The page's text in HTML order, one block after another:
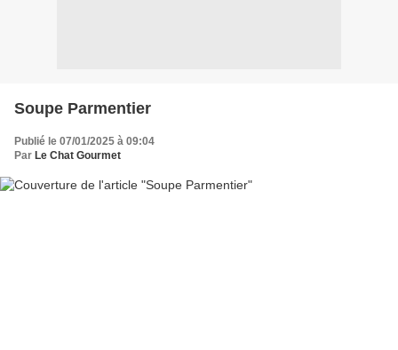
Soupe Parmentier
Publié le 07/01/2025 à 09:04
Par Le Chat Gourmet